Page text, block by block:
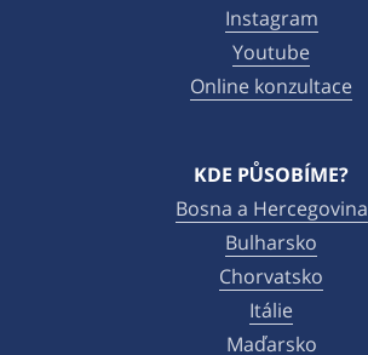
Instagram
Youtube
Online konzultace
KDE PŮSOBÍME?
Bosna a Hercegovina
Bulharsko
Chorvatsko
Itálie
Maďarsko